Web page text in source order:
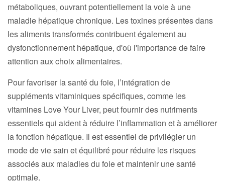
métaboliques, ouvrant potentiellement la voie à une
maladie hépatique chronique. Les toxines présentes dans
les aliments transformés contribuent également au
dysfonctionnement hépatique, d'où l'importance de faire
attention aux choix alimentaires.
Pour favoriser la santé du foie, l’intégration de
suppléments vitaminiques spécifiques, comme les
vitamines Love Your Liver, peut fournir des nutriments
essentiels qui aident à réduire l’inflammation et à améliorer
la fonction hépatique. Il est essentiel de privilégier un
mode de vie sain et équilibré pour réduire les risques
associés aux maladies du foie et maintenir une santé
optimale.